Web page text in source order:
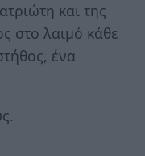
και της
στο λαιμό κάθε
ένα